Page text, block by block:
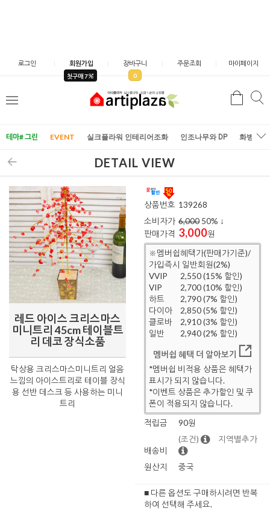
로그인 회원가입
첫구매 7
장바구니
0
주문조회 마이페이지
메
검
테마# 그린 EVENT 실크플라워 인테리어조화 인조나무와 DP 화병/화
DETAIL VIEW
레드 아이스 크리스마스
미니트리 45cm 테이블트
리 데코 장식소품
탁상용 크리스마스미니트리 얼음
느낌의 아이스트리로 테이블 장식
용 선반 데스크 등 사용하는 미니
트리
상품번호 139268
소비자가 6,000 50% ↓
판매가격 3,000원
※멤버쉽혜택가(판매가기준)/
가입즉시 일반회원(2%)
VVIP
2,550 (15% 할인)
VIP
2,700 (10% 할인)
하트
2,790 (7% 할인)
다이아
2,850 (5% 할인)
클로바
2,910 (3% 할인)
일반
2,940 (2% 할인)
멤버쉽 혜택 더 알아보기
*멤버쉽 비적용 상품은 혜택가
표시가 되지 않습니다.
*이벤트 상품은 추가할인 및 쿠
폰이 적용되지 않습니다.
적립금
90원
배송비
(조건) 지역별추가
원산지 중국
■ 다른 옵션도 구매하시려면 반복
하여 선택해 주세요.